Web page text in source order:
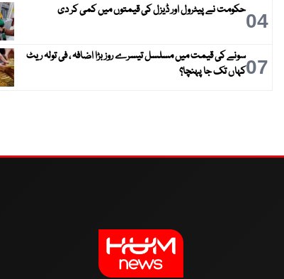
04حکومت نے پیٹرول اور ڈیزل کی قیمتوں میں کمی کر دی
07سونے کی قیمت میں مسلسل تیسرے روز بڑا اضافہ ، فی تولہ ریٹ
کہاں تک جا پہنچا؟